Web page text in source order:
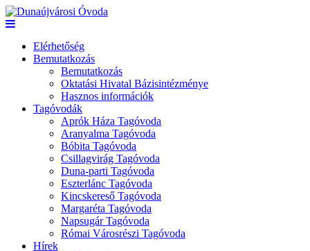
Elérhetőség
Bemutatkozás
Bemutatkozás
Oktatási Hivatal Bázisintézménye
Hasznos információk
Tagóvodák
Aprók Háza Tagóvoda
Aranyalma Tagóvoda
Bóbita Tagóvoda
Csillagvirág Tagóvoda
Duna-parti Tagóvoda
Eszterlánc Tagóvoda
Kincskereső Tagóvoda
Margaréta Tagóvoda
Napsugár Tagóvoda
Római Városrészi Tagóvoda
Hírek